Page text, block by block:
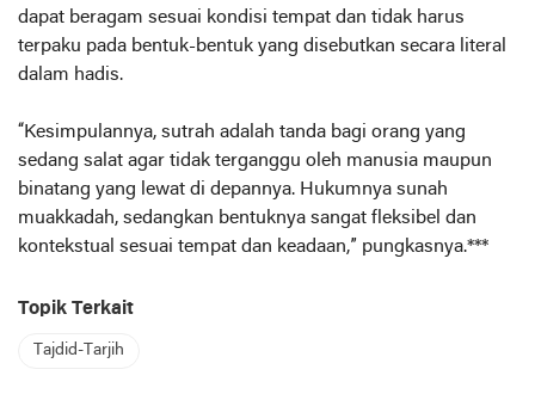
dapat beragam sesuai kondisi tempat dan tidak harus
terpaku pada bentuk-bentuk yang disebutkan secara literal
dalam hadis.
“Kesimpulannya, sutrah adalah tanda bagi orang yang
sedang salat agar tidak terganggu oleh manusia maupun
binatang yang lewat di depannya. Hukumnya sunah
muakkadah, sedangkan bentuknya sangat fleksibel dan
kontekstual sesuai tempat dan keadaan,” pungkasnya.***
Topik Terkait
Tajdid-Tarjih